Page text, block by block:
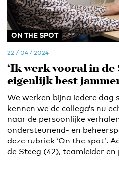
ON THE SPOT
22 / 04 / 2024
‘Ik werk vooral in de
eigenlijk best
We werken bijna iedere dag
kennen we de collega’s nu
naar de persoonlijke
ondersteunend- en
deze rubriek ‘On the spot’.
de Steeg (42), teamleider